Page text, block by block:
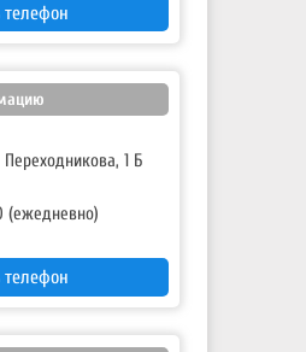
телефон
1 Б
(ежедневно)
телефон